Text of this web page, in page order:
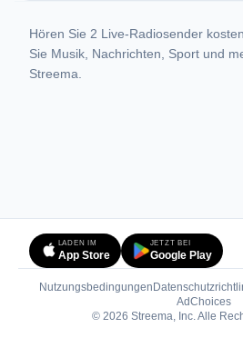
Hören Sie 2 Live-Radiosender
Sie Musik, Nachrichten, Sport und
Streema.
LADEN IM
App Store
JETZT BEI
Google Play
Nutzungsbedingungen
AdChoices
© 2026 Streema, Inc. Alle